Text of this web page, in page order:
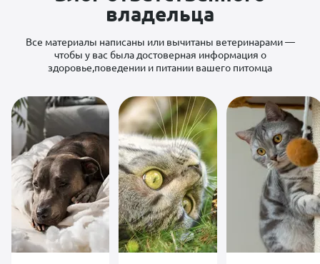
спасибо
следовать
назначениям,
спасибо Вам
владельца
Все материалы написаны или вычитаны ветеринарами —
чтобы у вас была достоверная информация о
здоровье,поведении и питании вашего питомца